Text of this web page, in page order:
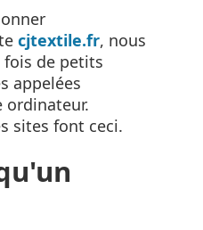
cjtextile.fr, nous
de petits
appelées
ordinateur.
sites font ceci.